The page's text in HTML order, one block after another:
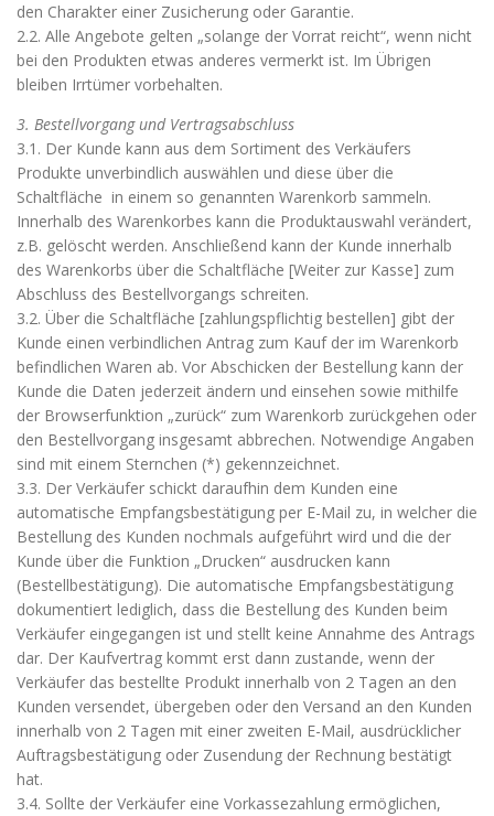
den Charakter einer Zusicherung oder Garantie.
2.2. Alle Angebote gelten „solange der Vorrat reicht“, wenn nicht
bei den Produkten etwas anderes vermerkt ist. Im Übrigen
bleiben Irrtümer vorbehalten.
3. Bestellvorgang und Vertragsabschluss
3.1. Der Kunde kann aus dem Sortiment des Verkäufers
Produkte unverbindlich auswählen und diese über die
Schaltfläche in einem so genannten Warenkorb sammeln.
Innerhalb des Warenkorbes kann die Produktauswahl verändert,
z.B. gelöscht werden. Anschließend kann der Kunde innerhalb
des Warenkorbs über die Schaltfläche [Weiter zur Kasse] zum
Abschluss des Bestellvorgangs schreiten.
3.2. Über die Schaltfläche [zahlungspflichtig bestellen] gibt der
Kunde einen verbindlichen Antrag zum Kauf der im Warenkorb
befindlichen Waren ab. Vor Abschicken der Bestellung kann der
Kunde die Daten jederzeit ändern und einsehen sowie mithilfe
der Browserfunktion „zurück“ zum Warenkorb zurückgehen oder
den Bestellvorgang insgesamt abbrechen. Notwendige Angaben
sind mit einem Sternchen (*) gekennzeichnet.
3.3. Der Verkäufer schickt daraufhin dem Kunden eine
automatische Empfangsbestätigung per E-Mail zu, in welcher die
Bestellung des Kunden nochmals aufgeführt wird und die der
Kunde über die Funktion „Drucken“ ausdrucken kann
(Bestellbestätigung). Die automatische Empfangsbestätigung
dokumentiert lediglich, dass die Bestellung des Kunden beim
Verkäufer eingegangen ist und stellt keine Annahme des Antrags
dar. Der Kaufvertrag kommt erst dann zustande, wenn der
Verkäufer das bestellte Produkt innerhalb von 2 Tagen an den
Kunden versendet, übergeben oder den Versand an den Kunden
innerhalb von 2 Tagen mit einer zweiten E-Mail, ausdrücklicher
Auftragsbestätigung oder Zusendung der Rechnung bestätigt
hat.
3.4. Sollte der Verkäufer eine Vorkassezahlung ermöglichen,